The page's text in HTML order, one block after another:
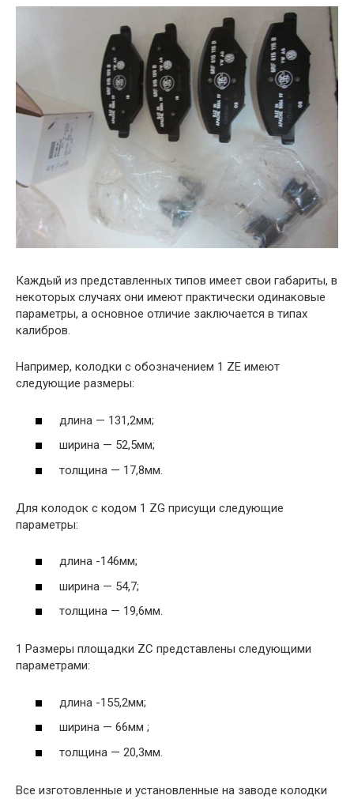
Каждый из представленных типов имеет свои габариты, в
некоторых случаях они имеют практически одинаковые
параметры, а основное отличие заключается в типах
калибров.
Например, колодки с обозначением 1 ZE имеют
следующие размеры:
длина — 131,2мм;
ширина — 52,5мм;
толщина — 17,8мм.
Для колодок с кодом 1 ZG присущи следующие
параметры:
длина -146мм;
ширина — 54,7;
толщина — 19,6мм.
1 Размеры площадки ZC представлены следующими
параметрами:
длина -155,2мм;
ширина — 66мм ;
толщина — 20,3мм.
Все изготовленные и установленные на заводе колодки